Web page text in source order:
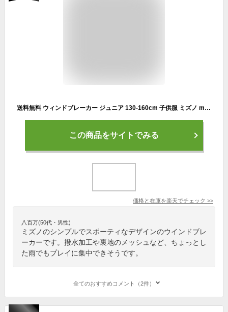
送料無料 ウィンドブレーカー ジュニア 130-160cm 子供服 ミズノ mizuno ジャケット 裏メッシュ アウター/トレーニング スポーツウェア 撥水 子ども 上着 ジャンバー 運動 通園通学 部活/32JE2935
この商品をサイトでみる
価格と在庫を楽天でチェック >>
八百万(50代・男性)
ミズノのシンプルでスポーティなデザインのウインドブレ
ーカーです。撥水加工や裏地のメッシュなど、ちょっとし
た雨でもプレイに集中できそうです。
全てのおすすめコメント（2件）